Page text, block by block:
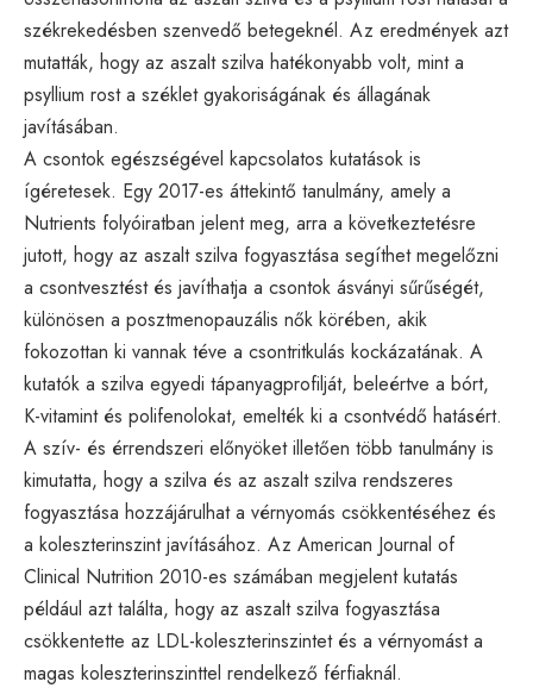
székrekedésben szenvedő betegeknél. Az eredmények azt
mutatták, hogy az aszalt szilva hatékonyabb volt, mint a
psyllium rost a széklet gyakoriságának és állagának
javításában.
A csontok egészségével kapcsolatos kutatások is
ígéretesek. Egy 2017-es áttekintő tanulmány, amely a
Nutrients folyóiratban jelent meg, arra a következtetésre
jutott, hogy az aszalt szilva fogyasztása segíthet megelőzni
a csontvesztést és javíthatja a csontok ásványi sűrűségét,
különösen a posztmenopauzális nők körében, akik
fokozottan ki vannak téve a csontritkulás kockázatának. A
kutatók a szilva egyedi tápanyagprofilját, beleértve a bórt,
K-vitamint és polifenolokat, emelték ki a csontvédő hatásért.
A szív- és érrendszeri előnyöket illetően több tanulmány is
kimutatta, hogy a szilva és az aszalt szilva rendszeres
fogyasztása hozzájárulhat a vérnyomás csökkentéséhez és
a koleszterinszint javításához. Az American Journal of
Clinical Nutrition 2010-es számában megjelent kutatás
például azt találta, hogy az aszalt szilva fogyasztása
csökkentette az LDL-koleszterinszintet és a vérnyomást a
magas koleszterinszinttel rendelkező férfiaknál.